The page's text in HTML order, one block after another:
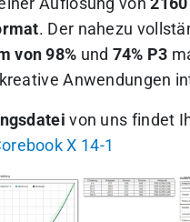
Auflösung von
. Der nahezu
von 98% und 74% P3
Anwendungen
von uns findet
X 14-1